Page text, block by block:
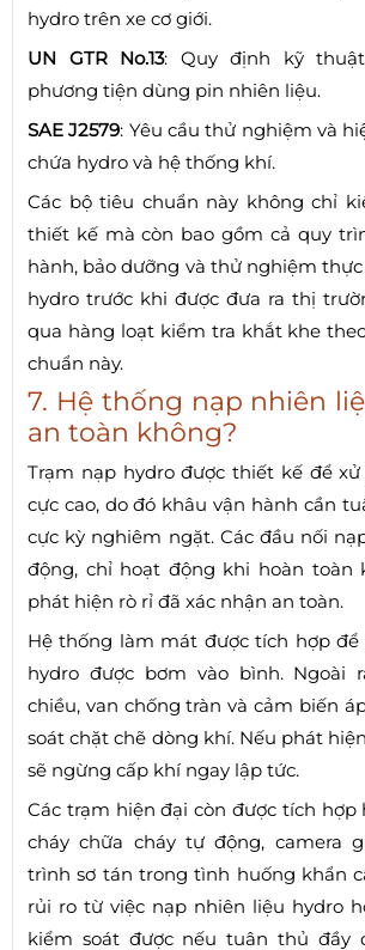
hydro trên xe cơ giới.
UN GTR No.13: Quy định kỹ
phương tiện dùng pin nhiên liệu.
SAE J2579: Yêu cầu thử nghiệm và
chứa hydro và hệ thống khí.
Các bộ tiêu chuẩn này không chỉ
thiết kế mà còn bao gồm cả quy
hành, bảo dưỡng và thử nghiệm thực
hydro trước khi được đưa ra thị
qua hàng loạt kiểm tra khắt khe
chuẩn này.
7. Hệ thống nạp nhiên
an toàn không?
Trạm nạp hydro được thiết kế để
cực cao, do đó khâu vận hành cần
cực kỳ nghiêm ngặt. Các đầu nối
động, chỉ hoạt động khi hoàn toàn
phát hiện rò rỉ đã xác nhận an toàn.
Hệ thống làm mát được tích hợp
hydro được bơm vào bình. Ngoài
chiều, van chống tràn và cảm biến
soát chặt chẽ dòng khí. Nếu phát
sẽ ngừng cấp khí ngay lập tức.
Các trạm hiện đại còn được tích hợp
cháy chữa cháy tự động, camera
trình sơ tán trong tình huống khẩn
rủi ro từ việc nạp nhiên liệu hydro
kiểm soát được nếu tuân thủ đầy